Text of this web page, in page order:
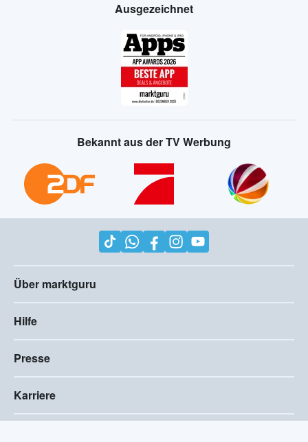
Ausgezeichnet
Bekannt aus der TV Werbung
Über marktguru
Hilfe
Presse
Karriere